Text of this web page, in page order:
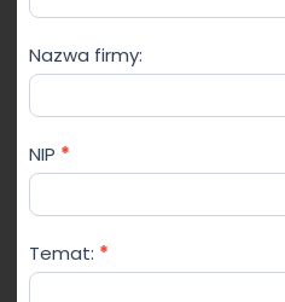
Nazwa firmy:
NIP *
Temat: *